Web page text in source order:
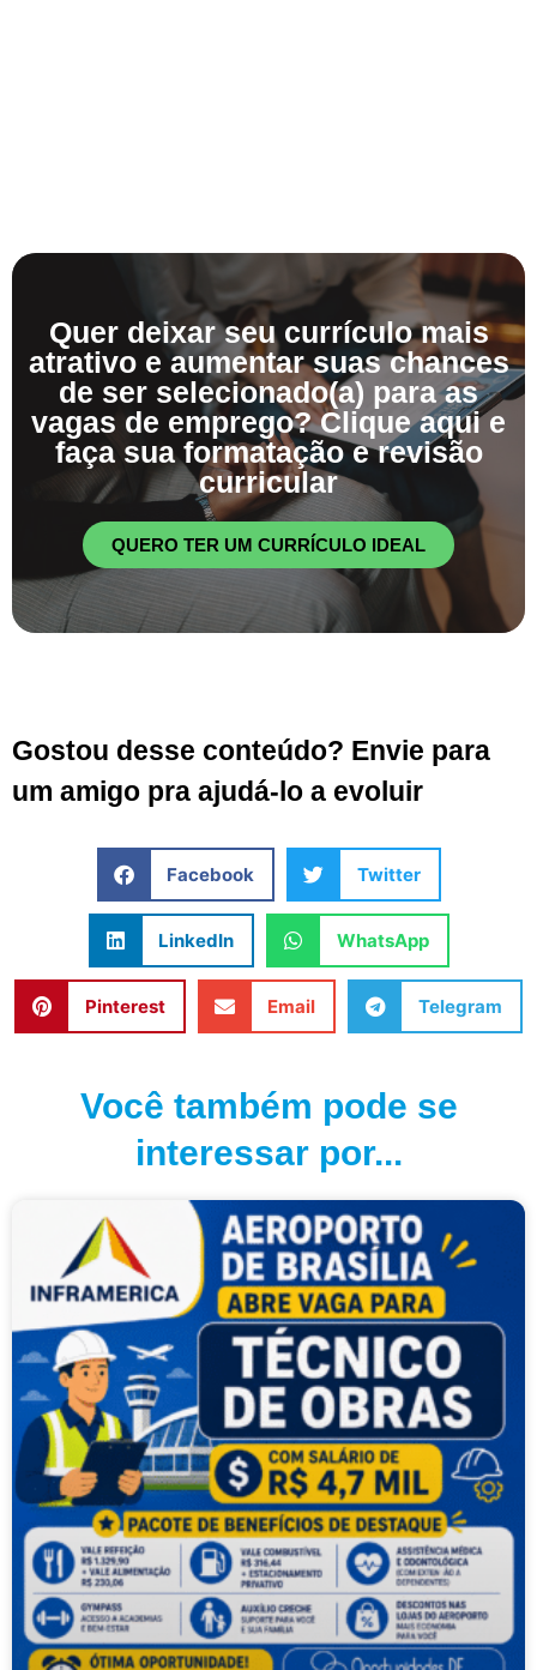
Quer deixar seu currículo mais
atrativo e aumentar suas chances
de ser selecionado(a) para as
vagas de emprego? Clique aqui e
faça sua formatação e revisão
curricular
QUERO TER UM CURRÍCULO IDEAL
Gostou desse conteúdo? Envie para
um amigo pra ajudá-lo a evoluir
Facebook Twitter
LinkedIn WhatsApp
Pinterest Email Telegram
Você também pode se
interessar por...